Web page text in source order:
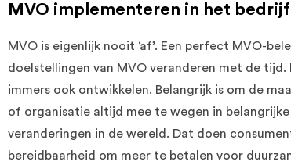
MVO implementeren in het
MVO is eigenlijk nooit ‘af’. Een perfect MVO-
doelstellingen van MVO veranderen met de
immers ook ontwikkelen. Belangrijk is om de
of organisatie altijd mee te wegen in
veranderingen in de wereld. Dat doen
bereidbaarheid om meer te betalen voor